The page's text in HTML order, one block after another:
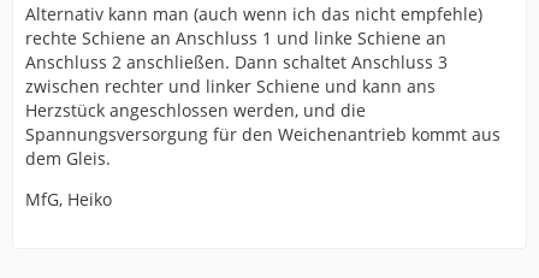
Alternativ kann man (auch wenn ich das nicht empfehle)
rechte Schiene an Anschluss 1 und linke Schiene an
Anschluss 2 anschließen. Dann schaltet Anschluss 3
zwischen rechter und linker Schiene und kann ans
Herzstück angeschlossen werden, und die
Spannungsversorgung für den Weichenantrieb kommt aus
dem Gleis.
MfG, Heiko